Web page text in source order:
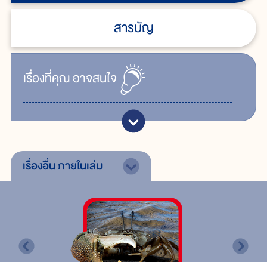
สารบัญ
เรื่ิองที่คุณอาจสนใจ
เรื่องอื่นภายในเล่ม